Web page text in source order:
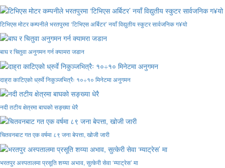
टिभिएस मोटर कम्पनीले भरतपुरमा ‘टिभिएस अर्बिटर’ नयाँ विद्युतीय स्कुटर सार्वजनिक ग¥यो
बाघ र चितुवा अनुगमन गर्न क्यामरा जडान
दाह्रा काटिएको ध्रुर्वे निकुञ्जभित्रैः १०÷१० मिनेटमा अनुगमन
नदी तटीय क्षेत्रमा बाघको सङ्ख्या धेरै
चितवनबाट गत एक वर्षमा ८९ जना बेपत्ता, खोजी जारी
भरतपुर अस्पतालमा प्रसूति शय्या अभाव, सुत्केरी सेवा ‘म्याट्रेस’ मा